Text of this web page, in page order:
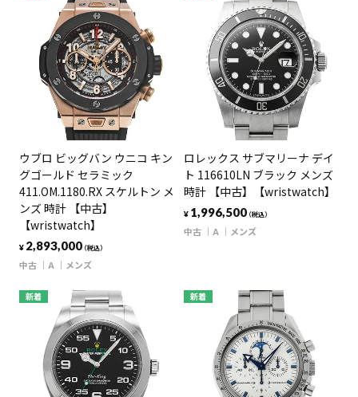
ウブロ ビッグバン ウニコ キン
グゴールド セラミック
411.OM.1180.RX スケルトン メ
ンズ 時計 【中古】
【wristwatch】
¥ 2,893,000（税込）
中古 A メンズ
ロレックス サブマリーナ デイ
ト 116610LN ブラック メンズ
時計 【中古】【wristwatch】
¥ 1,996,500（税込）
中古 A メンズ
新着 新着